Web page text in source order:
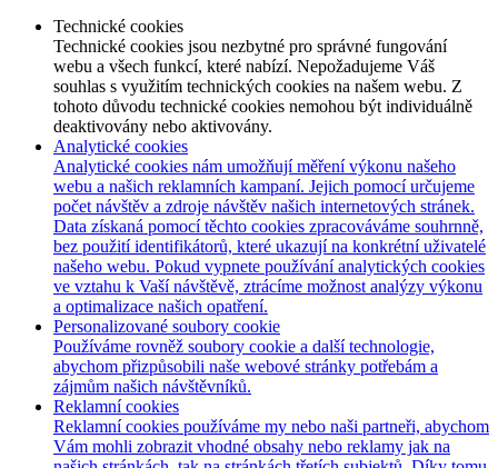
Technické cookies
Technické cookies jsou nezbytné pro správné fungování
webu a všech funkcí, které nabízí. Nepožadujeme Váš
souhlas s využitím technických cookies na našem webu. Z
tohoto důvodu technické cookies nemohou být individuálně
deaktivovány nebo aktivovány.
Analytické cookies
Analytické cookies nám umožňují měření výkonu našeho
webu a našich reklamních kampaní. Jejich pomocí určujeme
počet návštěv a zdroje návštěv našich internetových stránek.
Data získaná pomocí těchto cookies zpracováváme souhrnně,
bez použití identifikátorů, které ukazují na konkrétní uživatelé
našeho webu. Pokud vypnete používání analytických cookies
ve vztahu k Vaší návštěvě, ztrácíme možnost analýzy výkonu
a optimalizace našich opatření.
Personalizované soubory cookie
Používáme rovněž soubory cookie a další technologie,
abychom přizpůsobili naše webové stránky potřebám a
zájmům našich návštěvníků.
Reklamní cookies
Reklamní cookies používáme my nebo naši partneři, abychom
Vám mohli zobrazit vhodné obsahy nebo reklamy jak na